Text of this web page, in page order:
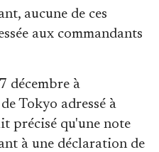
aucune de ces
aux commandants
décembre à
Tokyo adressé à
précisé qu'une note
à une déclaration de